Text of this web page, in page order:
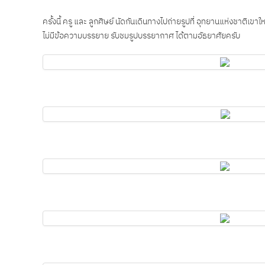
ครั้งนี้ ครู และ ลูกศิษย์ นัดกันเดินทางไปถ่ายรูปที่ อุทยานแห่งชาติเขา
ไม่มีข้อความบรรยาย รับชมรูปบรรยากาศ ได้ตามอัธยาศัยครับ